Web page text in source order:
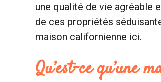
une qualité de vie agréable
de ces propriétés
maison californienne ici.
Qu’est-ce qu’une